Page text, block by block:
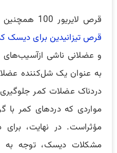
قرص لایریور 100 همچنین در ترکیب با داروهایی مانند
قرص تیزانیدین برای دیسک
و عضلانی ناشی
به عنوان یک شل‌کننده
دردناک عضلات کمر
مواردی که دردهای کمر با
مؤثراست. در نهایت،
مشکلات دیسک، توجه